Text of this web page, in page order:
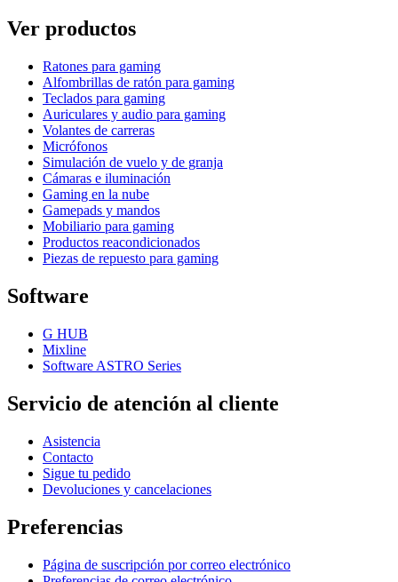
Ver productos
Ratones para gaming
Alfombrillas de ratón para gaming
Teclados para gaming
Auriculares y audio para gaming
Volantes de carreras
Micrófonos
Simulación de vuelo y de granja
Cámaras e iluminación
Gaming en la nube
Gamepads y mandos
Mobiliario para gaming
Productos reacondicionados
Piezas de repuesto para gaming
Software
G HUB
Mixline
Software ASTRO Series
Servicio de atención al cliente
Asistencia
Contacto
Sigue tu pedido
Devoluciones y cancelaciones
Preferencias
Página de suscripción por correo electrónico